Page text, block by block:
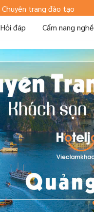
Chuyên trang đào tạo
Hỏi đáp Cẩm nang nghề